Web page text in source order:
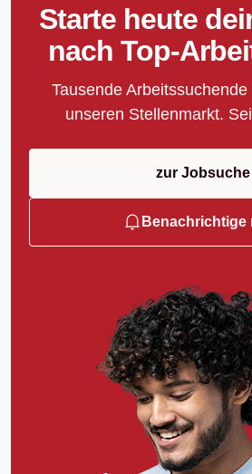
Starte heute
nach Top-
Tausende
unseren Stellenmarkt.
zur Jobsuche
Benachrichtige